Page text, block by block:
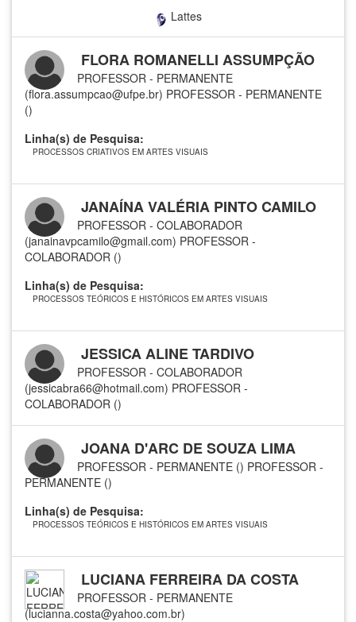
Lattes
FLORA ROMANELLI ASSUMPÇÃO
PROFESSOR - PERMANENTE
(flora.assumpcao@ufpe.br) PROFESSOR - PERMANENTE
()
Linha(s) de Pesquisa:
PROCESSOS CRIATIVOS EM ARTES VISUAIS
JANAÍNA VALÉRIA PINTO CAMILO
PROFESSOR - COLABORADOR
(janainavpcamilo@gmail.com) PROFESSOR -
COLABORADOR ()
Linha(s) de Pesquisa:
PROCESSOS TEÓRICOS E HISTÓRICOS EM ARTES VISUAIS
JESSICA ALINE TARDIVO
PROFESSOR - COLABORADOR
(jessicabra66@hotmail.com) PROFESSOR -
COLABORADOR ()
JOANA D'ARC DE SOUZA LIMA
PROFESSOR - PERMANENTE () PROFESSOR -
PERMANENTE ()
Linha(s) de Pesquisa:
PROCESSOS TEÓRICOS E HISTÓRICOS EM ARTES VISUAIS
LUCIANA FERREIRA DA COSTA
PROFESSOR - PERMANENTE
(lucianna.costa@yahoo.com.br)